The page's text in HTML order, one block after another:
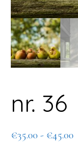
nr. 36
€35.00 - €45.00